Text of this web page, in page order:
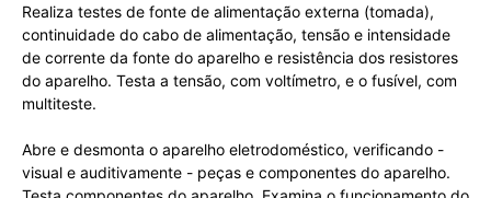
Realiza testes de fonte de alimentação externa (tomada),
continuidade do cabo de alimentação, tensão e intensidade
de corrente da fonte do aparelho e resistência dos resistores
do aparelho. Testa a tensão, com voltímetro, e o fusível, com
multiteste.
Abre e desmonta o aparelho eletrodoméstico, verificando -
visual e auditivamente - peças e componentes do aparelho.